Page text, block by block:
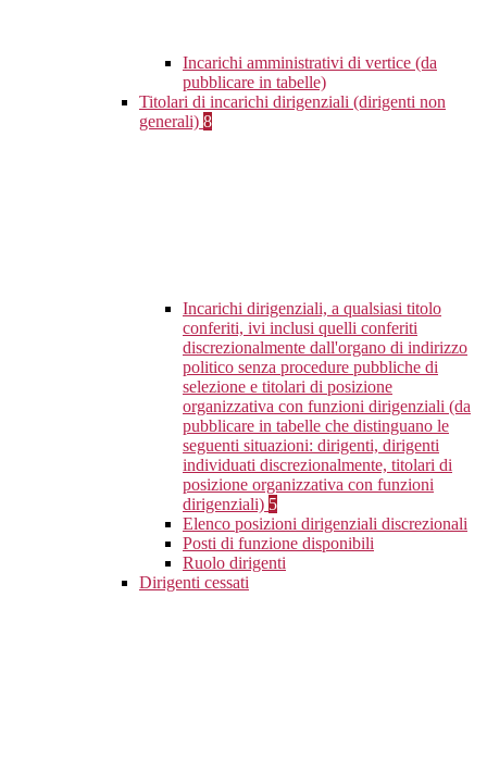
Incarichi amministrativi di vertice (da
pubblicare in tabelle)
Titolari di incarichi dirigenziali (dirigenti non
generali) 8
Incarichi dirigenziali, a qualsiasi titolo
conferiti, ivi inclusi quelli conferiti
discrezionalmente dall'organo di indirizzo
politico senza procedure pubbliche di
selezione e titolari di posizione
organizzativa con funzioni dirigenziali (da
pubblicare in tabelle che distinguano le
seguenti situazioni: dirigenti, dirigenti
individuati discrezionalmente, titolari di
posizione organizzativa con funzioni
dirigenziali) 5
Elenco posizioni dirigenziali discrezionali
Posti di funzione disponibili
Ruolo dirigenti
Dirigenti cessati